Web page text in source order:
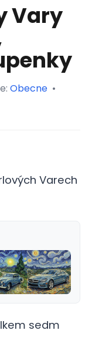
Vary
Obecne •
Varech
sedm